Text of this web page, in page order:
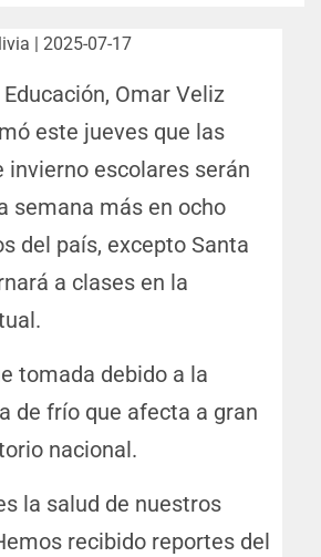
| 2025-07-17
Omar Veliz
este jueves que las
invierno escolares serán
semana más en ocho
del país, excepto Santa
a clases en la
tomada debido a la
de frío que afecta a gran
nacional.
la salud de nuestros
recibido reportes del